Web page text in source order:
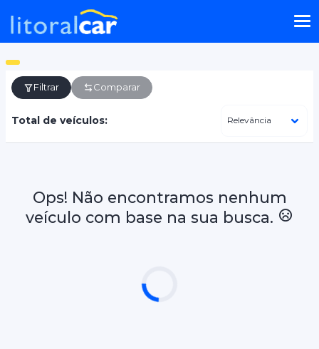
Filtrar Comparar
Total de veículos:
Ops! Não encontramos nenhum
veículo com base na sua busca.